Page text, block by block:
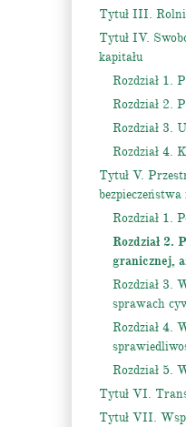
Tytuł III.
Tytuł IV.
kapitału
Rozdział 1.
Rozdział 2.
Rozdział 3.
Rozdział 4.
Tytuł V.
Rozdział 1.
Rozdział 2.
granicznej,
Rozdział 3.
sprawach
Rozdział 4.
Rozdział 5.
Tytuł VI.
Tytuł VII.